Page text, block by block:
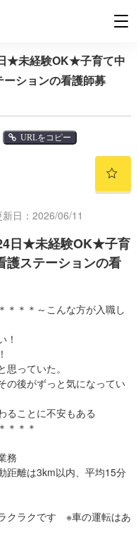
★未経験OK★子育て中
ションの看護師募
URLをコピー
日：2026/06/11
日★未経験OK★子育
護ステーションの看
＊＊＊～こんな方が入職し
！
っていた。
の後がずっと気になってい
ることに不安もある
＊＊＊
務
離は3km以内、平均15分
クラクです ※車の運転はあ